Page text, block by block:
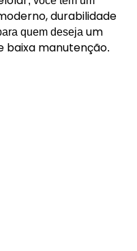
durabilidade
quem deseja um
baixa manutenção.